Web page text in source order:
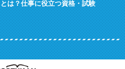
とは？仕事に役立つ資格・試験